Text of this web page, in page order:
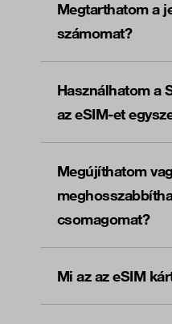
Megtarthatom a
számomat?
Használhatom a
az eSIM-et
Megújíthatom
csomagomat?
Mi az az eSIM